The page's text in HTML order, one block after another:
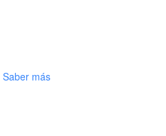
Saber más